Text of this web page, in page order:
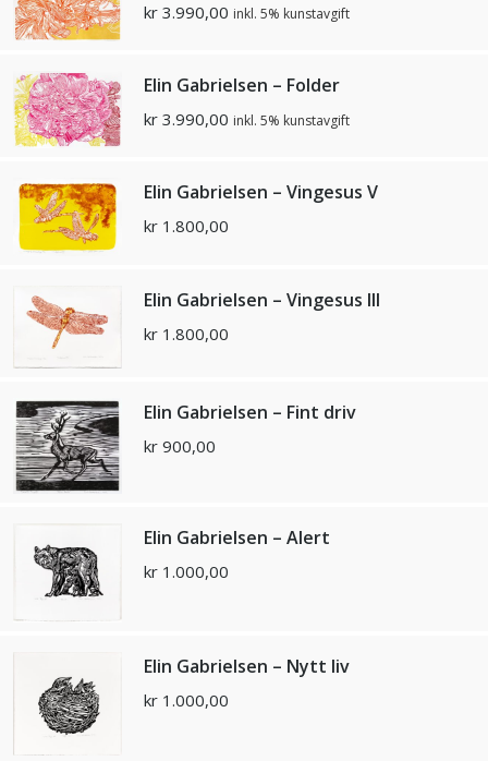
kr 3.990,00 inkl. 5% kunstavgift
Elin Gabrielsen – Folder
kr 3.990,00 inkl. 5% kunstavgift
Elin Gabrielsen – Vingesus V
kr 1.800,00
Elin Gabrielsen – Vingesus III
kr 1.800,00
Elin Gabrielsen – Fint driv
kr 900,00
Elin Gabrielsen – Alert
kr 1.000,00
Elin Gabrielsen – Nytt liv
kr 1.000,00